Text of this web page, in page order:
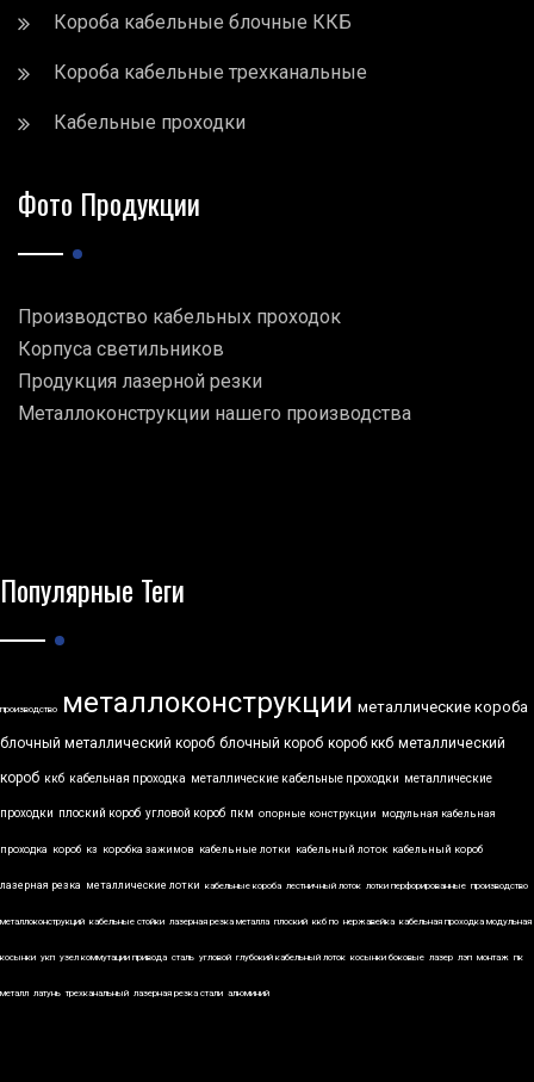
Короба кабельные блочные ККБ
Короба кабельные трехканальные
Кабельные проходки
Фото Продукции
Производство кабельных проходок
Корпуса светильников
Продукция лазерной резки
Металлоконструкции нашего производства
Популярные Теги
производство металлоконструкции металлические короба
блочный металлический короб блочный короб короб ккб металлический
короб ккб кабельная проходка металлические кабельные проходки металлические
проходки плоский короб угловой короб пкм опорные конструкции модульная кабельная
проходка короб кз коробка зажимов кабельные лотки кабельный лоток кабельный короб
лазерная резка металлические лотки кабельные короба лестничный лоток лотки перфорированные производство
металлоконструкций кабельные стойки лазерная резка металла плоский ккб по нержавейка кабельная проходка модульная
косынки укп узел коммутации привода сталь угловой глубокий кабельный лоток косынки боковые лазер лэп монтаж пк
металл латунь трехканальный лазерная резка стали алюминий